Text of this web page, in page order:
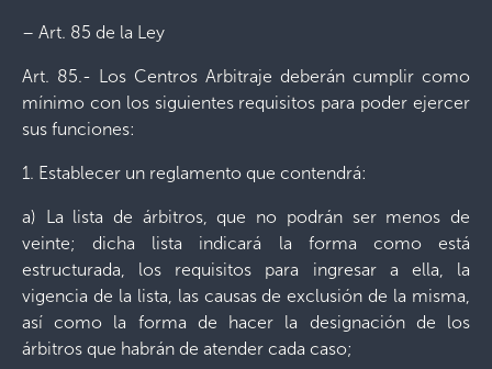
– Art. 85 de la Ley
Art. 85.- Los Centros Arbitraje deberán cumplir como
mínimo con los siguientes requisitos para poder ejercer
sus funciones:
1. Establecer un reglamento que contendrá:
a) La lista de árbitros, que no podrán ser menos de
veinte; dicha lista indicará la forma como está
estructurada, los requisitos para ingresar a ella, la
vigencia de la lista, las causas de exclusión de la misma,
así como la forma de hacer la designación de los
árbitros que habrán de atender cada caso;